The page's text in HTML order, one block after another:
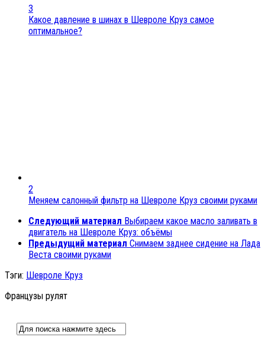
3
Какое давление в шинах в Шевроле Круз самое
оптимальное?
2
Меняем салонный фильтр на Шевроле Круз своими руками
Следующий материал Выбираем какое масло заливать в
двигатель на Шевроле Круз: объёмы
Предыдущий материал Снимаем заднее сидение на Лада
Веста своими руками
Тэги: Шевроле Круз
Французы рулят